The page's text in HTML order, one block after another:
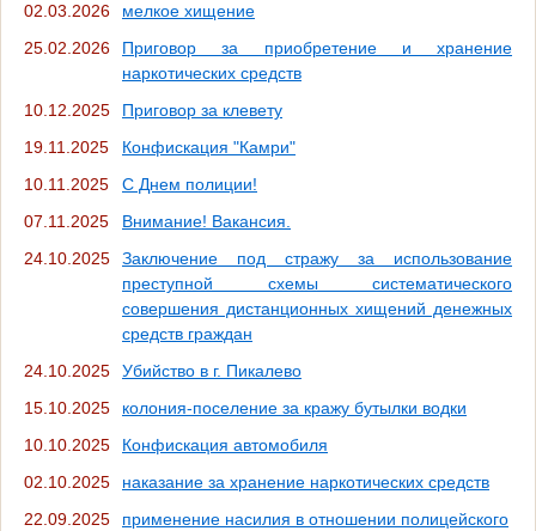
02.03.2026
мелкое хищение
25.02.2026
Приговор за приобретение и хранение
наркотических средств
10.12.2025
Приговор за клевету
19.11.2025
Конфискация "Камри"
10.11.2025
С Днем полиции!
07.11.2025
Внимание! Вакансия.
24.10.2025
Заключение под стражу за использование
преступной схемы систематического
совершения дистанционных хищений денежных
средств граждан
24.10.2025
Убийство в г. Пикалево
15.10.2025
колония-поселение за кражу бутылки водки
10.10.2025
Конфискация автомобиля
02.10.2025
наказание за хранение наркотических средств
22.09.2025
применение насилия в отношении полицейского